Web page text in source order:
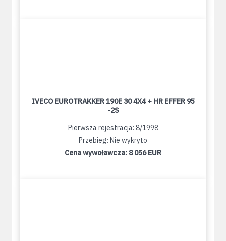
IVECO EUROTRAKKER 190E 30 4X4 + HR EFFER 95
-2S
Pierwsza rejestracja: 8/1998
Przebieg: Nie wykryto
Cena wywoławcza: 8 056 EUR